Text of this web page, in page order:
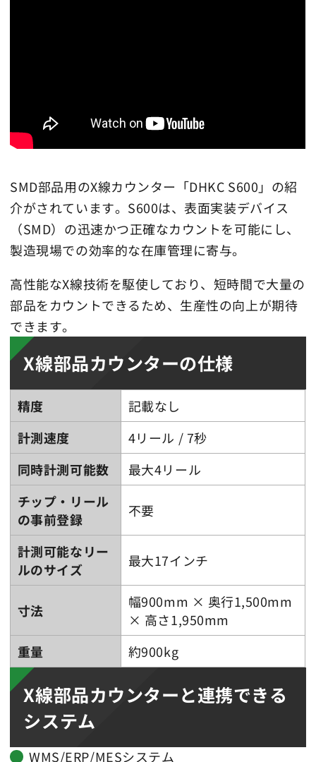
SMD部品用のX線カウンター「DHKC S600」の紹
介がされています。S600は、表面実装デバイス
（SMD）の迅速かつ正確なカウントを可能にし、
製造現場での効率的な在庫管理に寄与。
高性能なX線技術を駆使しており、短時間で大量の
部品をカウントできるため、生産性の向上が期待
できます。
X線部品カウンターの仕様
精度
記載なし
計測速度
4リール / 7秒
同時計測可能数
最大4リール
チップ・リール
の事前登録
不要
計測可能なリー
ルのサイズ
最大17インチ
寸法
幅900mm × 奥行1,500mm
× 高さ1,950mm
重量
約900kg
X線部品カウンターと連携できる
システム
WMS/ERP/MESシステム